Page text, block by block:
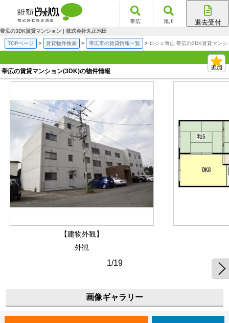
帯広 旭川 退去受付
帯広の3DK賃貸マンション | 株式会社丸正池田
TOPページ 賃貸物件検索 帯広市の賃貸情報一覧 ロジェ青山 帯広の3DK賃貸マンシ
帯広の賃貸マンション(3DK)の物件情報
【建物外観】
外観
1/19
画像ギャラリー